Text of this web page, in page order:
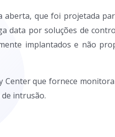
aberta, que foi projetada
data por soluções de
implantados e não
Center que fornece
intrusão.